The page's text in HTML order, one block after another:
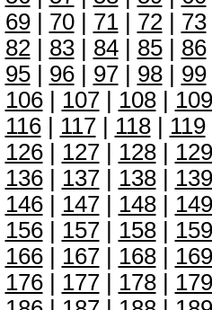
69| 70| 71| 72| 73|
82| 83| 84| 85| 86|
95| 96| 97| 98| 99|
106| 107| 108| 109
116| 117| 118| 119|
126| 127| 128| 129
136| 137| 138| 139
146| 147| 148| 149
156| 157| 158| 159
166| 167| 168| 169
176| 177| 178| 179